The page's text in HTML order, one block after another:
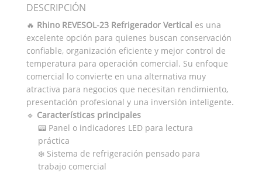
DESCRIPCIÓN
🔥 Rhino REVESOL-23 Refrigerador Vertical es una
excelente opción para quienes buscan conservación
confiable, organización eficiente y mejor control de
temperatura para operación comercial. Su enfoque
comercial lo convierte en una alternativa muy
atractiva para negocios que necesitan rendimiento,
presentación profesional y una inversión inteligente.
🔹 Características principales
📟 Panel o indicadores LED para lectura
práctica
❄️ Sistema de refrigeración pensado para
trabajo comercial